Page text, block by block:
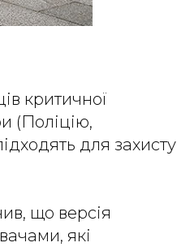
критичної
(Поліцію,
для захисту
що версія
які